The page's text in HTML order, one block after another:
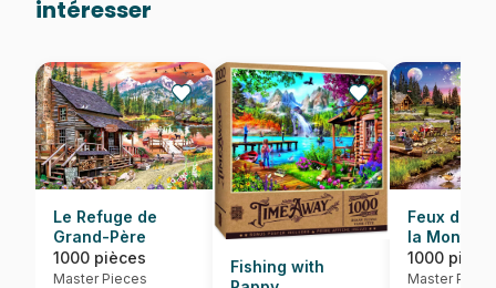
intéresser
Le Refuge de
Grand-Père
1000 pièces
Master Pieces
Fishing with
Feux
la
1000
Master